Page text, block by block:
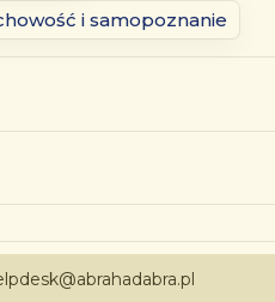
i samopoznanie